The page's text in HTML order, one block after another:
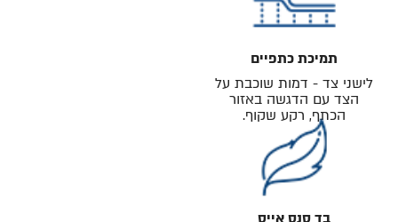
תמיכת כתפיים
לישני צד - דמות שוכבת על
הצד עם הדגשה באזור
הכתף, רקע שקוף.